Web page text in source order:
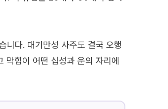
니다. 대기만성 사주도 결국 오행
막힘이 어떤 십성과 운의 자리에